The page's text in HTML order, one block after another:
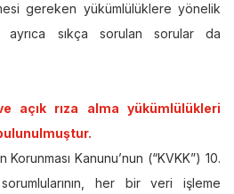
gereken yükümlülüklere yönelik
ayrıca sıkça sorulan sorular da
açık rıza alma yükümlülükleri
Kanunu’nun (“KVKK”) 10.
her bir veri işleme